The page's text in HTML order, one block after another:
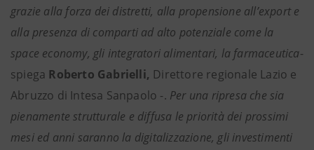
grazie alla forza dei distretti, alla propensione all’export e
alla presenza di comparti ad alto potenziale come la
space economy, gli integratori alimentari, la farmaceutica-
spiega Roberto Gabrielli, Direttore regionale Lazio e
Abruzzo di Intesa Sanpaolo -. Per una ripresa che sia
pienamente strutturale e diffusa le priorità dei prossimi
mesi ed anni saranno la digitalizzazione, gli investimenti